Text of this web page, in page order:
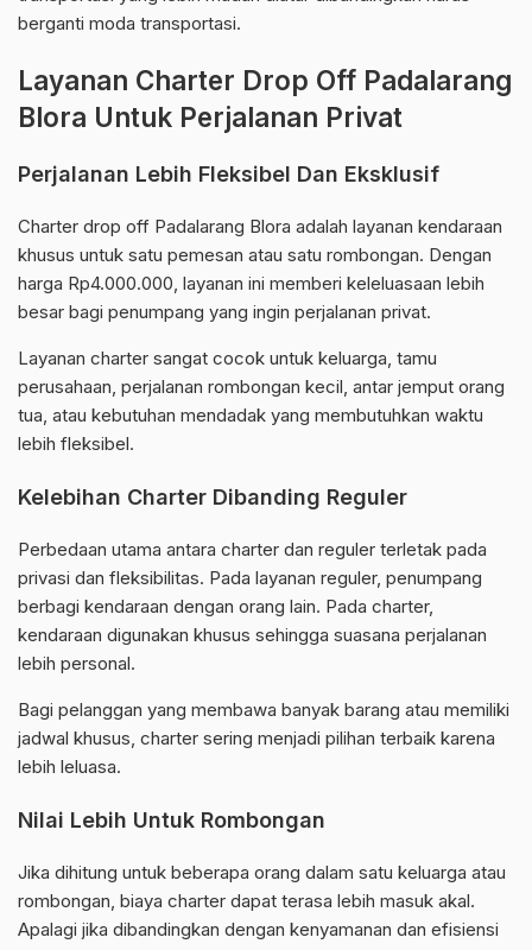
berganti moda transportasi.
Layanan Charter Drop Off Padalarang
Blora Untuk Perjalanan Privat
Perjalanan Lebih Fleksibel Dan Eksklusif
Charter drop off Padalarang Blora adalah layanan kendaraan
khusus untuk satu pemesan atau satu rombongan. Dengan
harga Rp4.000.000, layanan ini memberi keleluasaan lebih
besar bagi penumpang yang ingin perjalanan privat.
Layanan charter sangat cocok untuk keluarga, tamu
perusahaan, perjalanan rombongan kecil, antar jemput orang
tua, atau kebutuhan mendadak yang membutuhkan waktu
lebih fleksibel.
Kelebihan Charter Dibanding Reguler
Perbedaan utama antara charter dan reguler terletak pada
privasi dan fleksibilitas. Pada layanan reguler, penumpang
berbagi kendaraan dengan orang lain. Pada charter,
kendaraan digunakan khusus sehingga suasana perjalanan
lebih personal.
Bagi pelanggan yang membawa banyak barang atau memiliki
jadwal khusus, charter sering menjadi pilihan terbaik karena
lebih leluasa.
Nilai Lebih Untuk Rombongan
Jika dihitung untuk beberapa orang dalam satu keluarga atau
rombongan, biaya charter dapat terasa lebih masuk akal.
Apalagi jika dibandingkan dengan kenyamanan dan efisiensi